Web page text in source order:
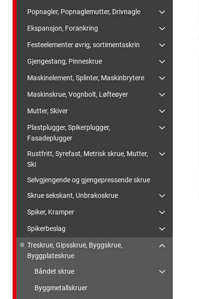
Popnagler, Popnaglemutter, Drivnagle
Ekspansjon, Forankring
Festeelementer øvrig, sortimentsskrin
Gjengestang, Pinneskrue
Maskinelement, Splinter, Maskinbrytere
Maskinskrue, Vognbolt, Løfteøyer
Mutter, Skiver
Plastplugger, Spikerplugger,
Fasadeplugger
Rustfritt, Syrefast, Metrisk skrue, Mutter,
Ski
Selvgjengende og gjengepressende skrue
Skrue sekskant, Unbrakoskrue
Spiker, Kramper
Spikerbeslag
Treskrue, Gipsskrue, Byggskrue,
Byggplateskrue
Båndet skrue
Byggmetallskruer